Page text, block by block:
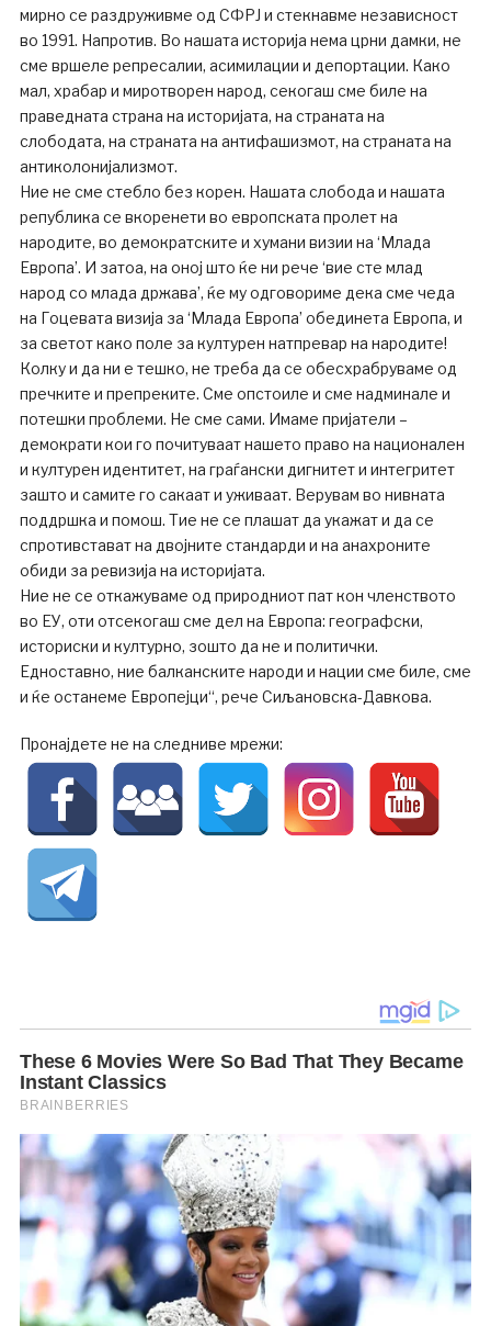
мирно се раздруживме од СФРЈ и стекнавме независност
во 1991. Напротив. Во нашата историја нема црни дамки, не
сме вршеле репресалии, асимилации и депортации. Како
мал, храбар и миротворен народ, секогаш сме биле на
праведната страна на историјата, на страната на
слободата, на страната на антифашизмот, на страната на
антиколонијализмот.
Ние не сме стебло без корен. Нашата слобода и нашата
република се вкоренети во европската пролет на
народите, во демократските и хумани визии на ‘Млада
Европа’. И затоа, на оној што ќе ни рече ‘вие сте млад
народ со млада држава’, ќе му одговориме дека сме чеда
на Гоцевата визија за ‘Млада Европа’ обединета Европа, и
за светот како поле за културен натпревар на народите!
Колку и да ни е тешко, не треба да се обесхрабруваме од
пречките и препреките. Сме опстоиле и сме надминале и
потешки проблеми. Не сме сами. Имаме пријатели –
демократи кои го почитуваат нашето право на национален
и културен идентитет, на граѓански дигнитет и интегритет
зашто и самите го сакаат и уживаат. Верувам во нивната
поддршка и помош. Тие не се плашат да укажат и да се
спротивстават на двојните стандарди и на анахроните
обиди за ревизија на историјата.
Ние не се откажуваме од природниот пат кон членството
во ЕУ, оти отсекогаш сме дел на Европа: географски,
историски и културно, зошто да не и политички.
Едноставно, ние балканските народи и нации сме биле, сме
и ќе останеме Европејци“, рече Сиљановска-Давкова.
Пронајдете не на следниве мрежи: